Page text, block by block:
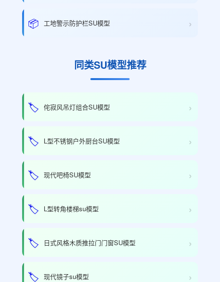
📦 工地警示防护栏SU模型 ›
同类SU模型推荐
🏷️ 侘寂风吊灯组合SU模型 ›
🏷️ L型不锈钢户外厨台SU模型 ›
🏷️ 现代吧椅SU模型 ›
🏷️ L型转角楼梯su模型 ›
🏷️ 日式风格木质推拉门门窗SU模型 ›
🏷️ 现代镜子su模型 ›